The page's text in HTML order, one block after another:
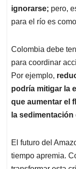
ignorarse; pero,
para el río es
Colombia debe
para coordinar
Por ejemplo,
podría mitigar la
que aumentar el
la
El futuro del
tiempo apremia.